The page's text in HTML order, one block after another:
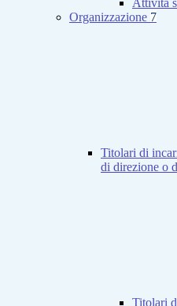
Attività
Organizzazione 7
Titolari di
di direzione o
Titolari